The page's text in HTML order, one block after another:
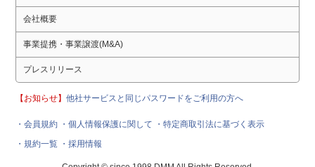
会社概要
事業提携・事業譲渡(M&A)
プレスリリース
【お知らせ】他社サービスと同じパスワードをご利用の方へ
・会員規約 ・個人情報保護に関して
・特定商取引法に基づく表示
・規約一覧 ・採用情報